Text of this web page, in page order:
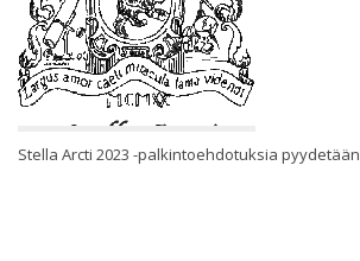
Stella Arcti 2023 -palkintoehdotuksia pyydetään